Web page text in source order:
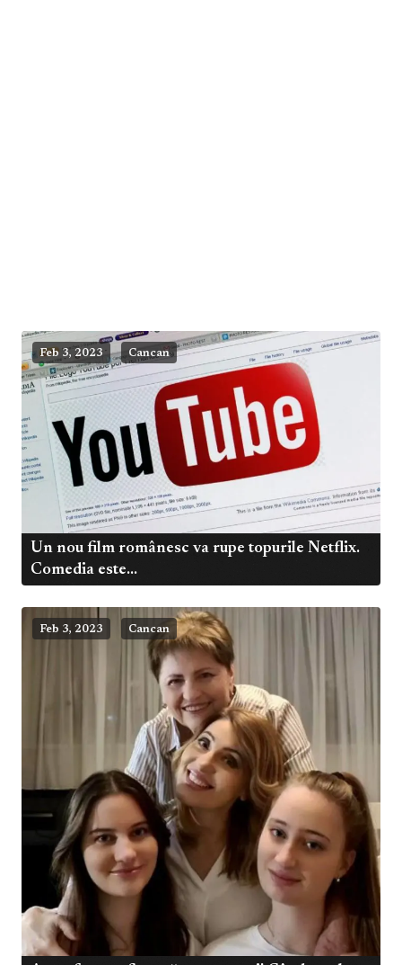
Feb 3, 2023 Cancan
Un nou film românesc va rupe topurile Netflix.
Comedia este...
Feb 3, 2023 Cancan